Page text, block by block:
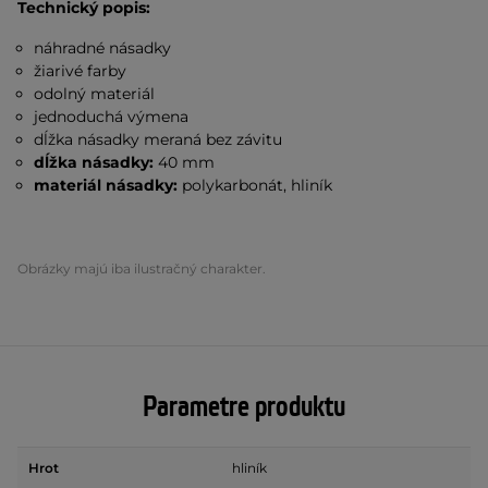
Technický popis:
náhradné násadky
žiarivé farby
odolný materiál
jednoduchá výmena
dĺžka násadky meraná bez závitu
dĺžka násadky: 40 mm
materiál násadky: polykarbonát, hliník
Obrázky majú iba ilustračný charakter.
Parametre produktu
Hrot hliník